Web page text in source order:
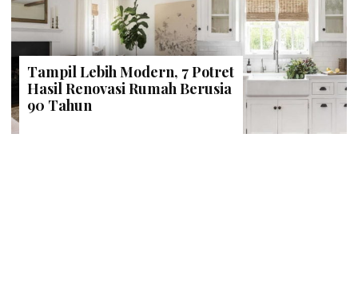
Tampil Lebih Modern, 7 Potret
Hasil Renovasi Rumah Berusia
90 Tahun